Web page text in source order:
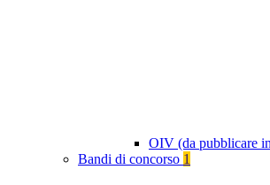
OIV (da pubblicare
Bandi di concorso 1